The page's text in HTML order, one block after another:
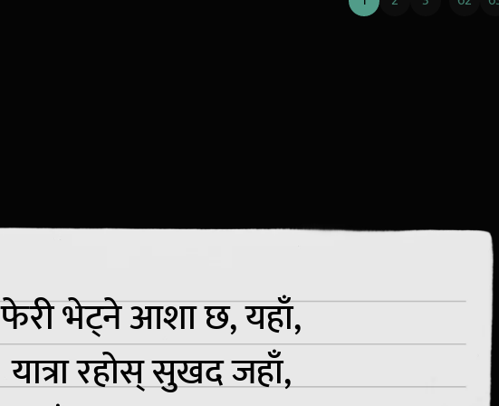
फेरी भेट्ने आशा छ, यहाँ,
यात्रा रहोस् सुखद जहाँ,